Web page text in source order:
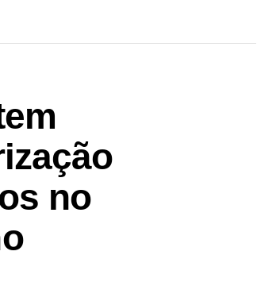
no